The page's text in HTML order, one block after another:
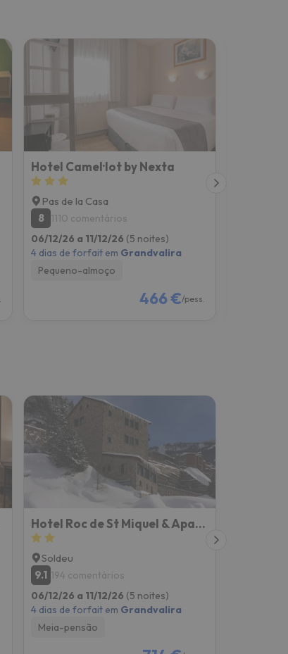
Hotel Camel·lot by Nexta
Pas de la Casa
8
1110 comentários
06/12/26 a 11/12/26 (5 noites)
4 dias de forfait em Grandvalira
Pequeno-almoço
466 €/pess.
Hotel Roc de St Miquel & Apartment
Soldeu
9.1 194 comentários
06/12/26 a 11/12/26 (5 noites)
4 dias de forfait em Grandvalira
Meia-pensão